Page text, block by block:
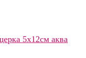
5х12см аква